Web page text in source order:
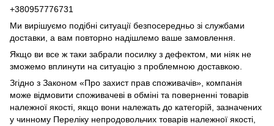
+380957776731
Ми вирішуємо подібні ситуації безпосередньо зі службами
доставки, а вам повторно надішлемо ваше замовлення.
Якщо ви все ж таки забрали посилку з дефектом, ми ніяк не
зможемо вплинути на ситуацію з проблемною доставкою.
Згідно з Законом «Про захист прав споживачів», компанія
може відмовити споживачеві в обміні та поверненні товарів
належної якості, якщо вони належать до категорій, зазначених
у чинному Переліку непродовольчих товарів належної якості,